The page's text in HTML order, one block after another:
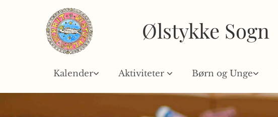
Ølstykke Sogn
Kalender Aktiviteter Børn og Unge